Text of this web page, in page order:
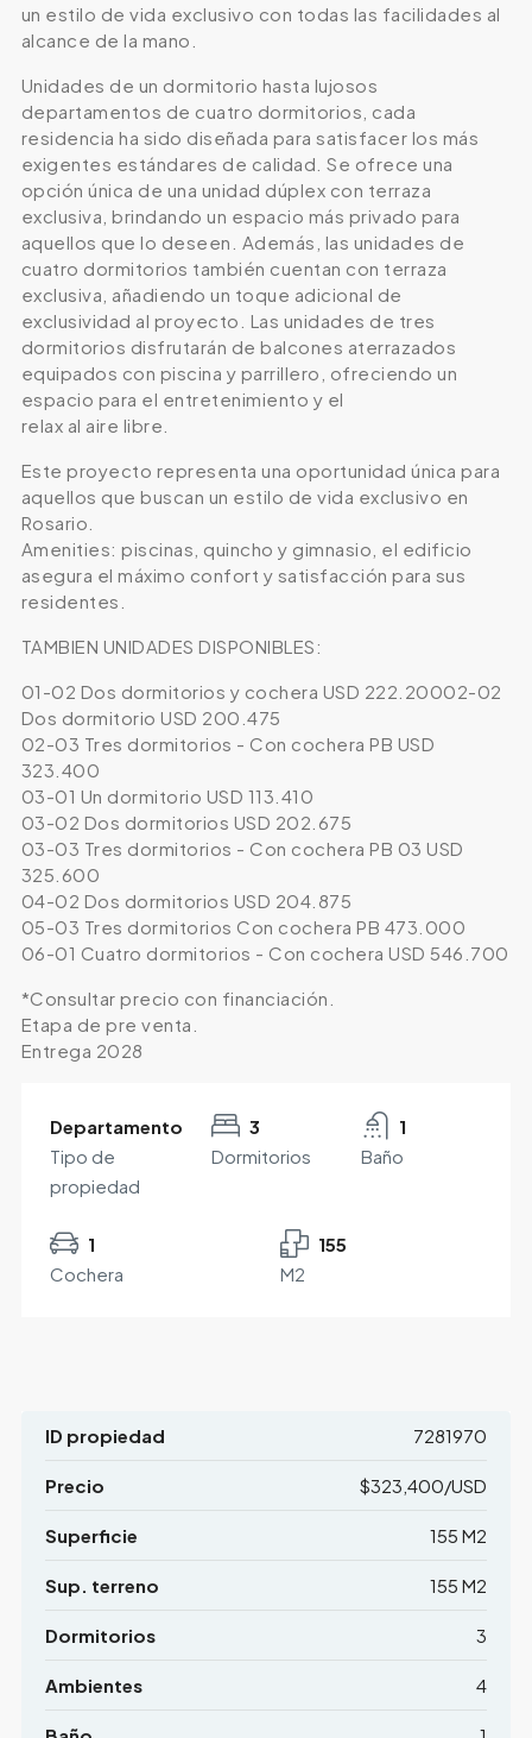
un estilo de vida exclusivo con todas las facilidades al
alcance de la mano.
Unidades de un dormitorio hasta lujosos
departamentos de cuatro dormitorios, cada
residencia ha sido diseñada para satisfacer los más
exigentes estándares de calidad. Se ofrece una
opción única de una unidad dúplex con terraza
exclusiva, brindando un espacio más privado para
aquellos que lo deseen. Además, las unidades de
cuatro dormitorios también cuentan con terraza
exclusiva, añadiendo un toque adicional de
exclusividad al proyecto. Las unidades de tres
dormitorios disfrutarán de balcones aterrazados
equipados con piscina y parrillero, ofreciendo un
espacio para el entretenimiento y el
relax al aire libre.
Este proyecto representa una oportunidad única para
aquellos que buscan un estilo de vida exclusivo en
Rosario.
Amenities: piscinas, quincho y gimnasio, el edificio
asegura el máximo confort y satisfacción para sus
residentes.
TAMBIEN UNIDADES DISPONIBLES:
01-02 Dos dormitorios y cochera USD 222.20002-02
Dos dormitorio USD 200.475
02-03 Tres dormitorios - Con cochera PB USD
323.400
03-01 Un dormitorio USD 113.410
03-02 Dos dormitorios USD 202.675
03-03 Tres dormitorios - Con cochera PB 03 USD
325.600
04-02 Dos dormitorios USD 204.875
05-03 Tres dormitorios Con cochera PB 473.000
06-01 Cuatro dormitorios - Con cochera USD 546.700
*Consultar precio con financiación.
Etapa de pre venta.
Entrega 2028
Departamento
Tipo de
propiedad
3
Dormitorios
1
Baño
1
Cochera
155
M2
ID propiedad 7281970
Precio $323,400/USD
Superficie 155 M2
Sup. terreno 155 M2
Dormitorios 3
Ambientes 4